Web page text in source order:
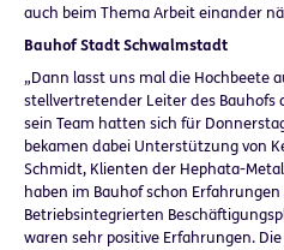
auch beim Thema Arbeit einander
Bauhof Stadt Schwalmstadt
„Dann lasst uns mal die Hochbeete
stellvertretender Leiter des Bauhofs
sein Team hatten sich für
bekamen dabei Unterstützung von
Schmidt, Klienten der Hephata-
haben im Bauhof schon
Betriebsintegrierten
waren sehr positive Erfahrungen.